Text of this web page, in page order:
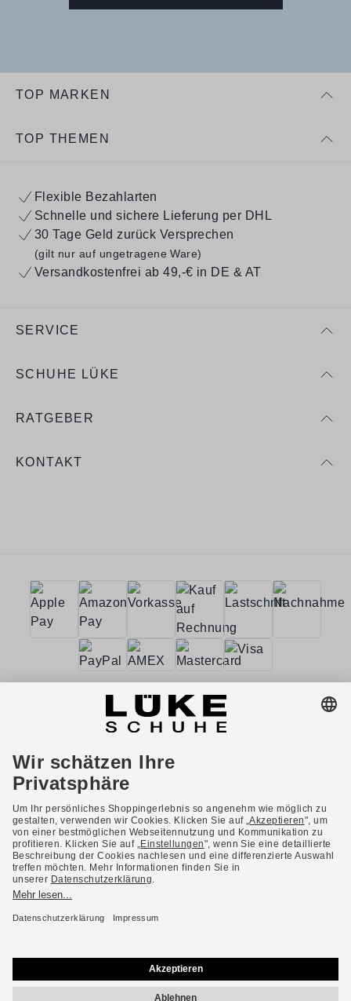
TOP MARKEN
TOP THEMEN
Flexible Bezahlarten
Schnelle und sichere Lieferung per DHL
30 Tage Geld zurück Versprechen
(gilt nur auf ungetragene Ware)
Versandkostenfrei ab 49,-€ in DE & AT
SERVICE
SCHUHE LÜKE
RATGEBER
KONTAKT
Deutsch
AGB Barrierefreiheit
Impressum
Datenschutzerklärung
Datenschutzeinstellungen